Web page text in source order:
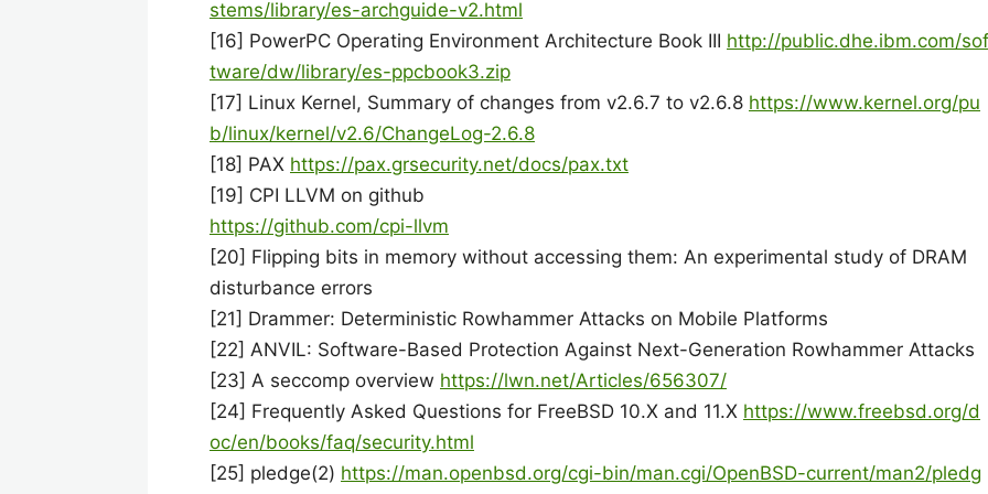
stems/library/es-archguide-v2.html
[16] PowerPC Operating Environment Architecture Book III http://public.dhe.ibm.com/sof
tware/dw/library/es-ppcbook3.zip
[17] Linux Kernel, Summary of changes from v2.6.7 to v2.6.8 https://www.kernel.org/pu
b/linux/kernel/v2.6/ChangeLog-2.6.8
[18] PAX https://pax.grsecurity.net/docs/pax.txt
[19] CPI LLVM on github
https://github.com/cpi-llvm
[20] Flipping bits in memory without accessing them: An experimental study of DRAM
disturbance errors
[21] Drammer: Deterministic Rowhammer Attacks on Mobile Platforms
[22] ANVIL: Software-Based Protection Against Next-Generation Rowhammer Attacks
[23] A seccomp overview https://lwn.net/Articles/656307/
[24] Frequently Asked Questions for FreeBSD 10.X and 11.X https://www.freebsd.org/d
oc/en/books/faq/security.html
[25] pledge(2) https://man.openbsd.org/cgi-bin/man.cgi/OpenBSD-current/man2/pledg